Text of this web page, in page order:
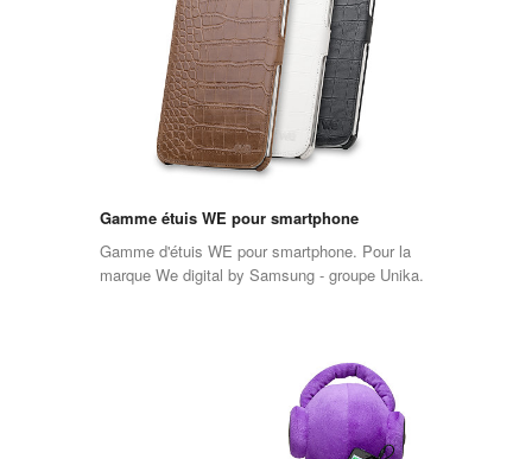
Gamme étuis WE pour smartphone
Gamme d'étuis WE pour smartphone. Pour la
marque We digital by Samsung - groupe Unika.